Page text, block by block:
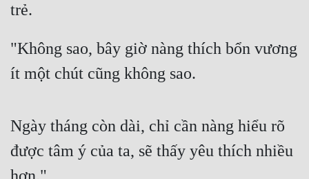
trẻ.
"Không sao, bây giờ nàng thích bổn vương
ít một chút cũng không sao.
Ngày tháng còn dài, chỉ cần nàng hiểu rõ
được tâm ý của ta, sẽ thấy yêu thích nhiều